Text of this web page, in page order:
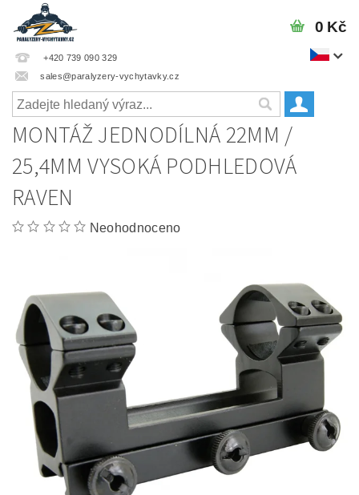
+420 739 090 329
sales@paralyzery-vychytavky.cz
0 Kč
MONTÁŽ JEDNODÍLNÁ 22MM /
25,4MM VYSOKÁ PODHLEDOVÁ
RAVEN
Neohodnoceno